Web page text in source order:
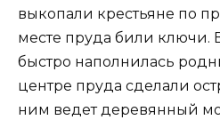
выкопали крестьяне по
месте пруда били ключи.
быстро наполнилась
центре пруда сделали
ним ведет деревянный